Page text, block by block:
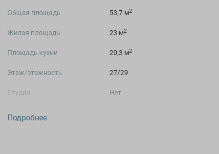
Общая площадь 53,7 м2
Жилая площадь 23 м2
Площадь кухни 20,3 м2
Этаж/этажность 27/29
Студия Нет
Подробнее